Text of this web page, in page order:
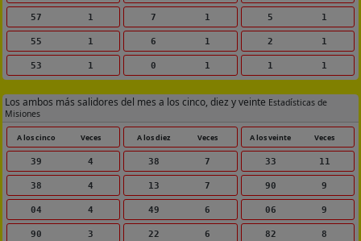
57 1
55 1
53 1
7 1
6 1
0 1
5 1
2 1
1 1
Los ambos más salidores del mes a los cinco, diez y veinte Estadísticas de
Misiones
A los cinco Veces
39 4
38 4
04 4
90 3
A los diez Veces
38 7
13 7
49 6
22 6
A los veinte Veces
33 11
90 9
06 9
82 8